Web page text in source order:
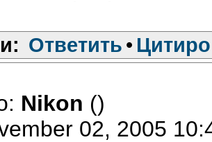
Ответить •
Nikon ()
02, 2005